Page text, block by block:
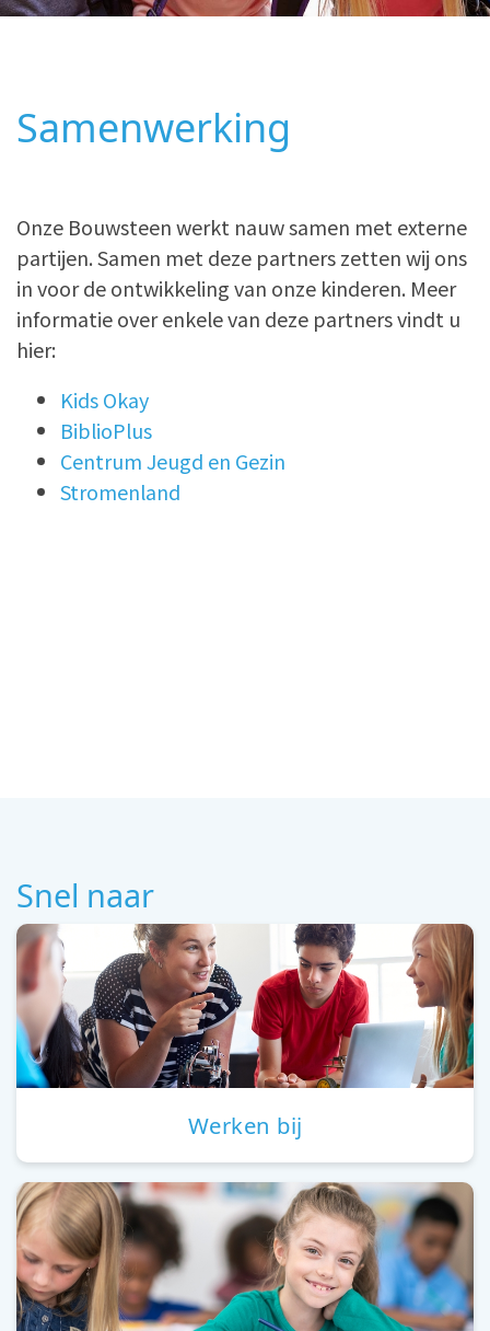
Samenwerking
Onze Bouwsteen werkt nauw samen met externe
partijen. Samen met deze partners zetten wij ons
in voor de ontwikkeling van onze kinderen. Meer
informatie over enkele van deze partners vindt u
hier:
Kids Okay
BiblioPlus
Centrum Jeugd en Gezin
Stromenland
Snel naar
Werken bij